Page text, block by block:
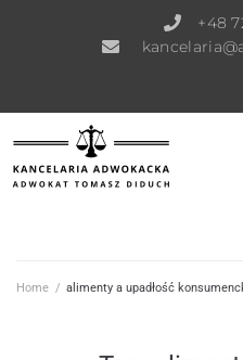
+48
Home / alimenty a upadłość